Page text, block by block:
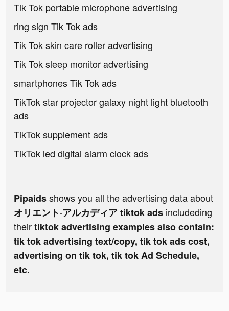
Tik Tok portable microphone advertising
ring sign Tik Tok ads
Tik Tok skin care roller advertising
Tik Tok sleep monitor advertising
smartphones Tik Tok ads
TikTok star projector galaxy night light bluetooth
ads
TikTok supplement ads
TikTok led digital alarm clock ads
Pipaidsshows you all the advertising data about
オリエント·アルカディア tiktok ads includeding
theirtiktok advertising examples also contain:
tik tok advertising text/copy, tik tok ads cost,
advertising on tik tok, tik tok Ad Schedule,
etc.